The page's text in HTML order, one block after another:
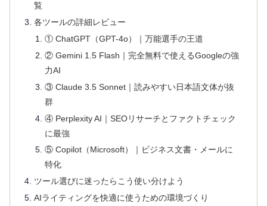
覧
各ツールの詳細レビュー
① ChatGPT（GPT-4o）｜万能選手の王道
② Gemini 1.5 Flash｜完全無料で使えるGoogleの強
力AI
③ Claude 3.5 Sonnet｜読みやすい日本語文体が抜
群
④ Perplexity AI｜SEOリサーチとファクトチェック
に最強
⑤ Copilot（Microsoft）｜ビジネス文書・メールに
特化
ツール選びに迷ったらこう使い分けよう
AIライティングを快適に使うための環境づくり